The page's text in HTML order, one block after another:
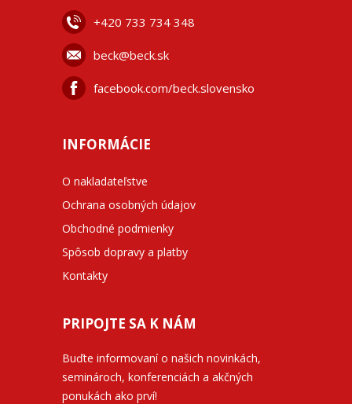
+420 733 734 348
beck@beck.sk
facebook.com/beck.slovensko
INFORMÁCIE
O nakladateľstve
Ochrana osobných údajov
Obchodné podmienky
Spôsob dopravy a platby
Kontakty
PRIPOJTE SA K NÁM
Buďte informovaní o našich novinkách,
seminároch, konferenciách a akčných
ponukách ako prví!